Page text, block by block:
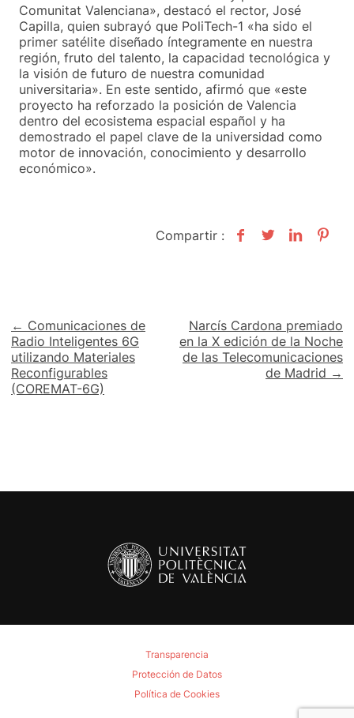
Comunitat Valenciana», destacó el rector, José
Capilla, quien subrayó que PoliTech-1 «ha sido el
primer satélite diseñado íntegramente en nuestra
región, fruto del talento, la capacidad tecnológica y
la visión de futuro de nuestra comunidad
universitaria». En este sentido, afirmó que «este
proyecto ha reforzado la posición de Valencia
dentro del ecosistema espacial español y ha
demostrado el papel clave de la universidad como
motor de innovación, conocimiento y desarrollo
económico».
Compartir :
Navegación
de
entradas
← Comunicaciones de
Radio Inteligentes 6G
utilizando Materiales
Reconfigurables
(COREMAT-6G)
Narcís Cardona premiado
en la X edición de la Noche
de las Telecomunicaciones
de Madrid →
Transparencia
Protección de Datos
Política de Cookies